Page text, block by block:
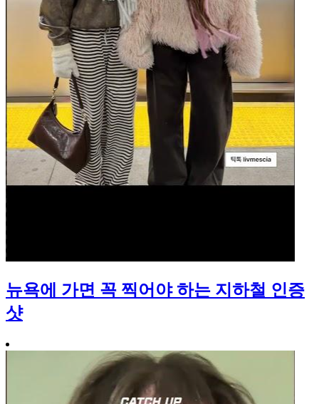
뉴욕에 가면 꼭 찍어야 하는 지하철 인증
샷